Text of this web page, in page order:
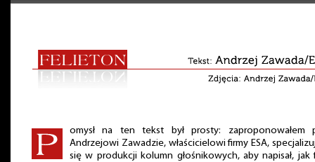
omysł na ten tekst był prosty: zaproponowałem
Andrzejowi Zawadzie, właścicielowi firmy ESA,
się w produkcji kolumn głośnikowych, aby napisał, jak